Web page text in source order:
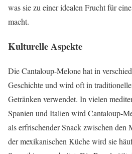
was sie zu einer idealen Frucht für
macht.
Kulturelle Aspekte
Die Cantaloup-Melone hat in
Geschichte und wird oft in
Getränken verwendet. In vielen
Spanien und Italien wird Cantaloup-
als erfrischender Snack zwischen den
der mexikanischen Küche wird sie